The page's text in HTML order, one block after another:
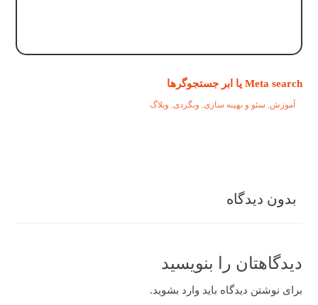
Meta search یا ابر جستجوگرها
آموزش سئو و بهینه سازی وبگردی وبلاگ
بدون دیدگاه
دیدگاهتان را بنویسید
برای نوشتن دیدگاه باید وارد بشوید.